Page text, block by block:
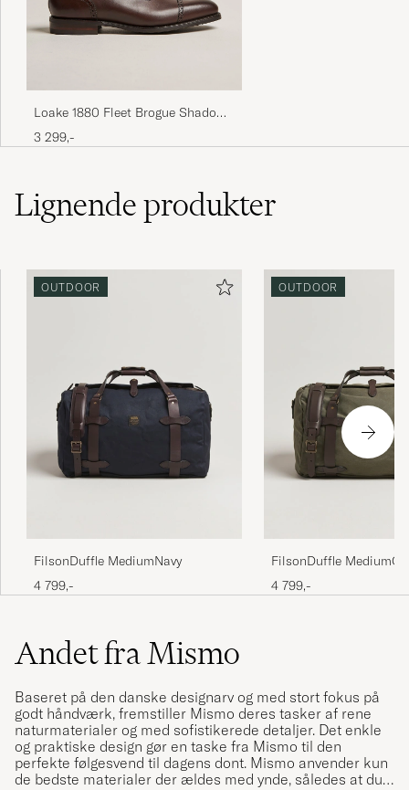
Loake 1880 Fleet Brogue Shadow
Sole Dark Brown Calf
3 299,-
Lignendeprodukter
OUTDOOR
FilsonDuffle MediumNavy
4 799,-
OUTDOOR
FilsonDuffle
4 799,-
Andet fra Mismo
Baseret på den danske designarv og med stort fokus på
godt håndværk, fremstiller Mismo deres tasker af rene
naturmaterialer og med sofistikerede detaljer. Det enkle
og praktiske design gør en taske fra Mismo til den
perfekte følgesvend til dagens dont. Mismo anvender kun
de bedste materialer der ældes med ynde, således at du